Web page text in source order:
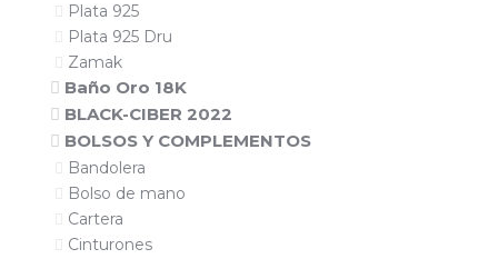
Plata 925
Plata 925 Dru
Zamak
Baño Oro 18K
BLACK-CIBER 2022
BOLSOS Y COMPLEMENTOS
Bandolera
Bolso de mano
Cartera
Cinturones